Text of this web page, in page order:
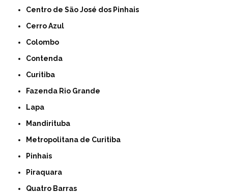
Centro de São José dos Pinhais
Cerro Azul
Colombo
Contenda
Curitiba
Fazenda Rio Grande
Lapa
Mandirituba
Metropolitana de Curitiba
Pinhais
Piraquara
Quatro Barras